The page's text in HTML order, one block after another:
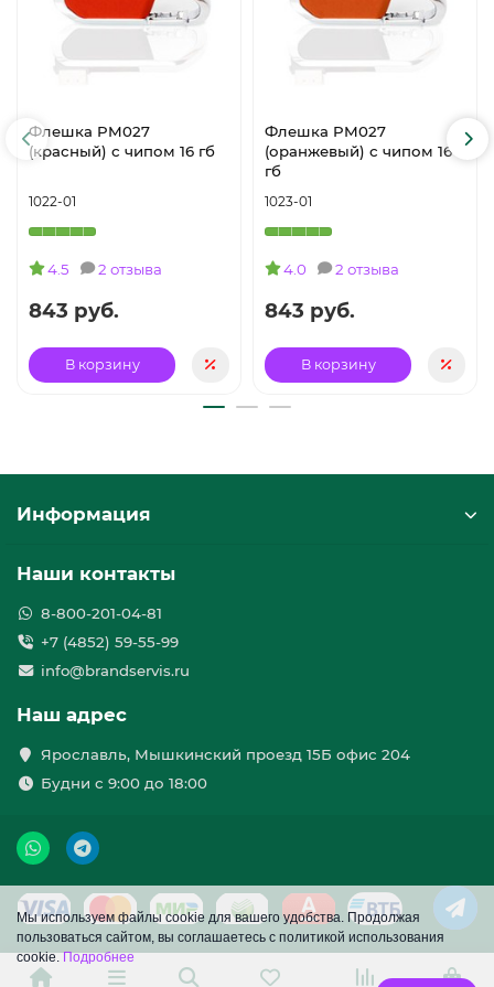
Флешка PM027
(красный) с чипом 16 гб
1022-01
4.5 2 отзыва
843 руб.
В корзину
Флешка PM027
(оранжевый) с чипом 16
гб
1023-01
4.0 2 отзыва
843 руб.
В корзину
Мы используем файлы cookie для вашего удобства. Продолжая
пользоваться сайтом, вы соглашаетесь с политикой использования
cookie.Подробнее
Информация
Наши контакты
8-800-201-04-81
+7 (4852) 59-55-99
info@brandservis.ru
Наш адрес
Ярославль, Мышкинский проезд 15Б офис 204
Будни с 9:00 до 18:00